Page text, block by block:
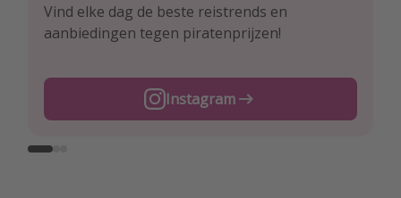
Vind elke dag de beste reistrends en
aanbiedingen tegen piratenprijzen!
Instagram
Ontdek onze dagelijkse reis- en
vluchtaanbiedingen tegen piratenprijzen!
Facebook
Voor de heetste deals en beste reis-hacks!
TikTok